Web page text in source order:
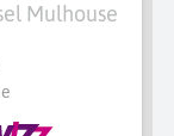
Mulhouse